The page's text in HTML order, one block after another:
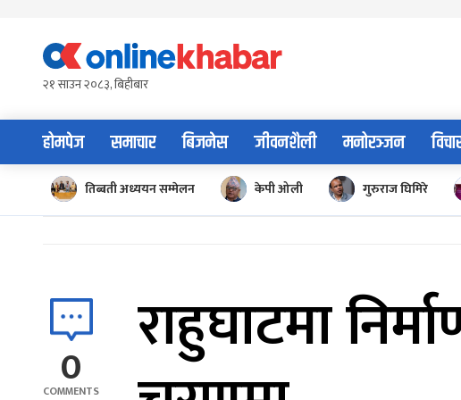
content२१ साउन २०८३, बिहीबार
होमपेज समाचार बिजनेस जीवनशैली मनोरञ्जन
तिब्बती अध्ययन सम्मेलन केपी ओली गुरुराज घिमिरे
0
COMMENTS
राहुघाटमा